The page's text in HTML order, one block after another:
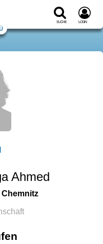
Suche Login
Ahmed
Chemnitz